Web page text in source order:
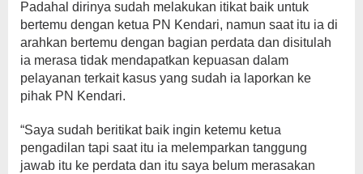
Padahal dirinya sudah melakukan itikat baik untuk
bertemu dengan ketua PN Kendari, namun saat itu ia di
arahkan bertemu dengan bagian perdata dan disitulah
ia merasa tidak mendapatkan kepuasan dalam
pelayanan terkait kasus yang sudah ia laporkan ke
pihak PN Kendari.
“Saya sudah beritikat baik ingin ketemu ketua
pengadilan tapi saat itu ia melemparkan tanggung
jawab itu ke perdata dan itu saya belum merasakan